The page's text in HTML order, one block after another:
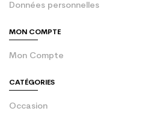
Données personnelles
MON COMPTE
Mon Compte
CATÉGORIES
Occasion